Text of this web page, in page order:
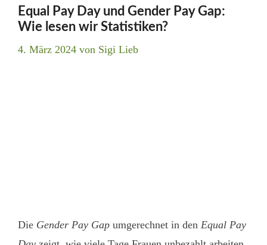
Equal Pay Day und Gender Pay Gap:
Wie lesen wir Statistiken?
4. März 2024 von Sigi Lieb
Die Gender Pay Gap umgerechnet in den Equal Pay